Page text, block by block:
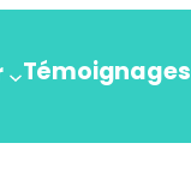
Témoignages